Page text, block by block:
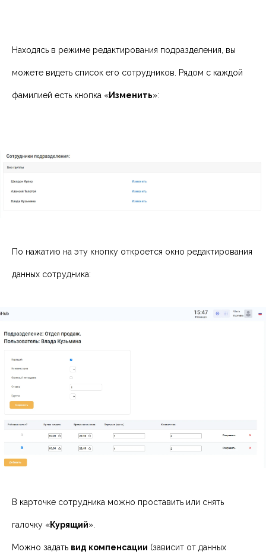
Находясь в режиме редактирования подразделения, вы
можете видеть список его сотрудников. Рядом с каждой
фамилией есть кнопка «Изменить»:
По нажатию на эту кнопку откроется окно редактирования
данных сотрудника:
В карточке сотрудника можно проставить или снять
галочку «Курящий».
Можно задать вид компенсации (зависит от данных